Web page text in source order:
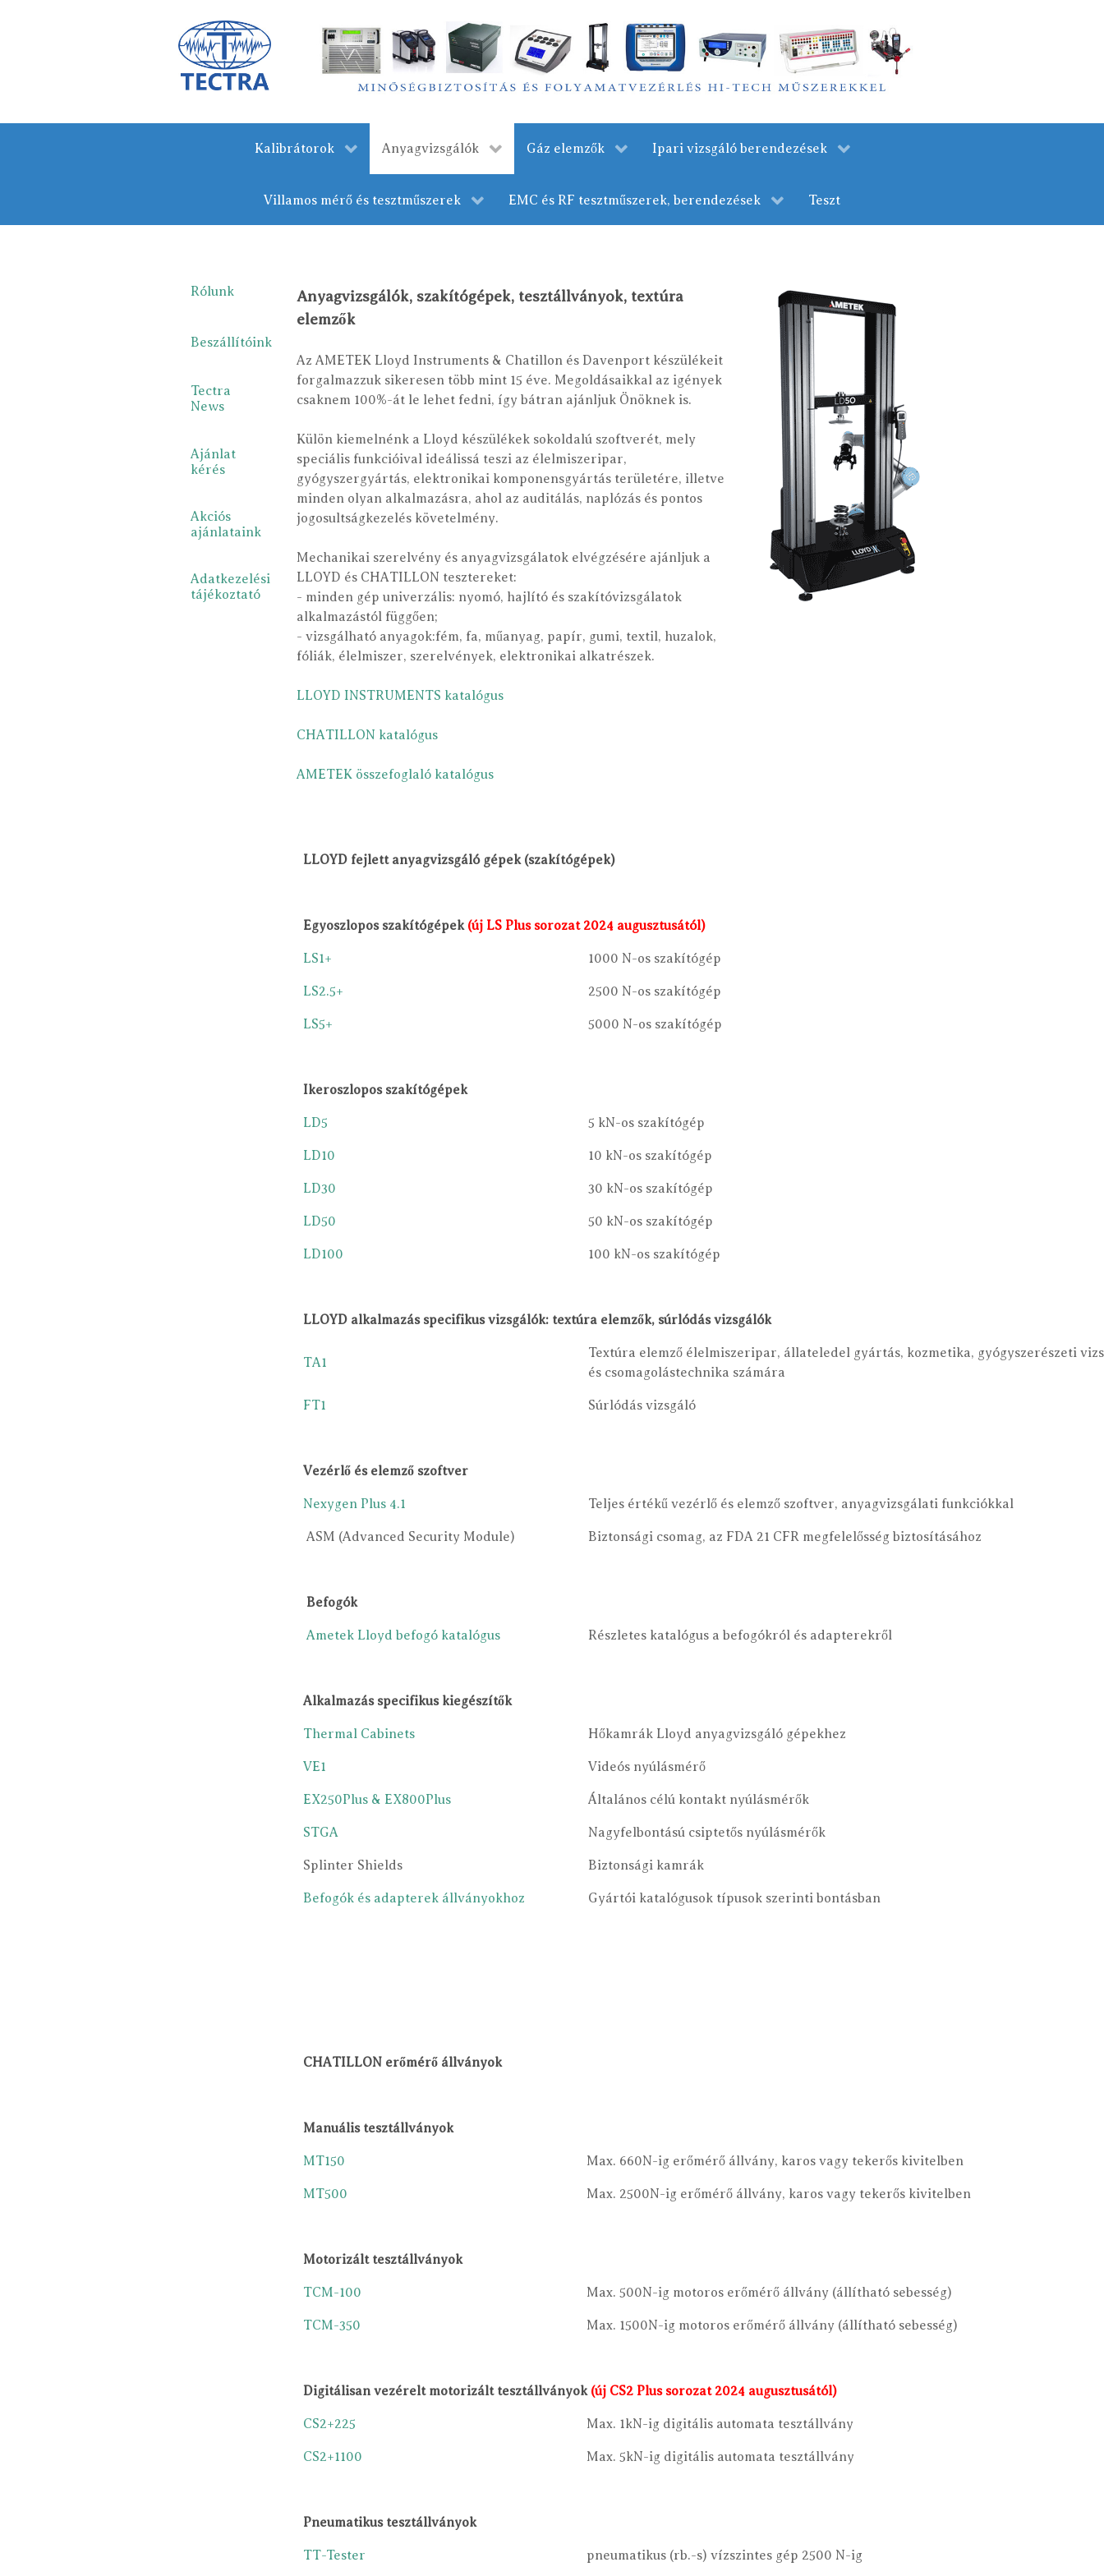
Kalibrátorok Anyagvizsgálók Gáz elemzők Ipari vizsgáló berendezések
Villamos mérő és tesztműszerek EMC és RF tesztműszerek, berendezések Teszt
Rólunk
Beszállítóink
Tectra
News
Ajánlat
kérés
Akciós
ajánlataink
Adatkezelési
tájékoztató
Anyagvizsgálók, szakítógépek, tesztállványok, textúra
elemzők
Az AMETEK Lloyd Instruments & Chatillon és Davenport készülékeit
forgalmazzuk sikeresen több mint 15 éve. Megoldásaikkal az igények
csaknem 100%-át le lehet fedni, így bátran ajánljuk Önöknek is.
Külön kiemelnénk a Lloyd készülékek sokoldalú szoftverét, mely
speciális funkcióival ideálissá teszi az élelmiszeripar,
gyógyszergyártás, elektronikai komponensgyártás területére, illetve
minden olyan alkalmazásra, ahol az auditálás, naplózás és pontos
jogosultságkezelés követelmény.
Mechanikai szerelvény és anyagvizsgálatok elvégzésére ajánljuk a
LLOYD és CHATILLON tesztereket:
- minden gép univerzális: nyomó, hajlító és szakítóvizsgálatok
alkalmazástól függően;
- vizsgálható anyagok:fém, fa, műanyag, papír, gumi, textil, huzalok,
fóliák, élelmiszer, szerelvények, elektronikai alkatrészek.
LLOYD INSTRUMENTS katalógus
CHATILLON katalógus
AMETEK összefoglaló katalógus
LLOYD fejlett anyagvizsgáló gépek (szakítógépek)
Egyoszlopos szakítógépek (új LS Plus sorozat 2024 augusztusától)
LS1+ 1000 N-os szakítógép
LS2.5+ 2500 N-os szakítógép
LS5+ 5000 N-os szakítógép
Ikeroszlopos szakítógépek
LD5 5 kN-os szakítógép
LD10 10 kN-os szakítógép
LD30 30 kN-os szakítógép
LD50 50 kN-os szakítógép
LD100 100 kN-os szakítógép
LLOYD alkalmazás specifikus vizsgálók: textúra elemzők, súrlódás vizsgálók
TA1
Textúra elemző élelmiszeripar, állateledel gyártás, kozmetika, gyógyszerészeti
és csomagolástechnika számára
FT1 Súrlódás vizsgáló
Vezérlő és elemző szoftver
Nexygen Plus 4.1 Teljes értékű vezérlő és elemző szoftver, anyagvizsgálati funkciókkal
ASM (Advanced Security Module) Biztonsági csomag, az FDA 21 CFR megfelelősség biztosításához
Befogók
Ametek Lloyd befogó katalógus Részletes katalógus a befogókról és adapterekről
Alkalmazás specifikus kiegészítők
Thermal Cabinets Hőkamrák Lloyd anyagvizsgáló gépekhez
VE1 Videós nyúlásmérő
EX250Plus & EX800Plus Általános célú kontakt nyúlásmérők
STGA Nagyfelbontású csiptetős nyúlásmérők
Splinter Shields Biztonsági kamrák
Befogók és adapterek állványokhoz Gyártói katalógusok típusok szerinti bontásban
CHATILLON erőmérő állványok
Manuális tesztállványok
MT150 Max. 660N-ig erőmérő állvány, karos vagy tekerős kivitelben
MT500 Max. 2500N-ig erőmérő állvány, karos vagy tekerős kivitelben
Motorizált tesztállványok
TCM-100 Max. 500N-ig motoros erőmérő állvány (állítható sebesség)
TCM-350 Max. 1500N-ig motoros erőmérő állvány (állítható sebesség)
Digitálisan vezérelt motorizált tesztállványok (új CS2 Plus sorozat 2024 augusztusától)
CS2+225 Max. 1kN-ig digitális automata tesztállvány
CS2+1100 Max. 5kN-ig digitális automata tesztállvány
Pneumatikus tesztállványok
TT-Tester pneumatikus (rb.-s) vízszintes gép 2500 N-ig